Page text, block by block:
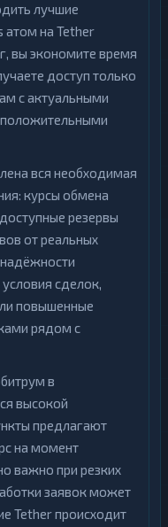
лучшие
атом на Tether
вы экономите время
доступ только
с актуальными
вся необходимая
курсы обмена
резервы
от реальных
сделок,
повышенные
рядом с
в
высокой
предлагают
на момент
важно при резких
заявок может
Tether происходит